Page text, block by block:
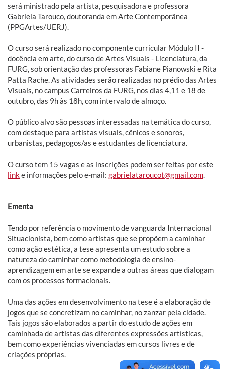
será ministrado pela artista, pesquisadora e professora
Gabriela Tarouco, doutoranda em Arte Contemporânea
(PPGArtes/UERJ).
O curso será realizado no componente curricular Módulo II -
docência em arte, do curso de Artes Visuais - Licenciatura, da
FURG, sob orientação das professoras Fabiane Pianowski e Rita
Patta Rache. As atividades serão realizadas no prédio das Artes
Visuais, no campus Carreiros da FURG, nos dias 4,11 e 18 de
outubro, das 9h às 18h, com intervalo de almoço.
O público alvo são pessoas interessadas na temática do curso,
com destaque para artistas visuais, cênicos e sonoros,
urbanistas, pedagogos/as e estudantes de licenciatura.
O curso tem 15 vagas e as inscrições podem ser feitas por este
linke informações pelo e-mail: gabrielataroucot@gmail.com
Ementa
Tendo por referência o movimento de vanguarda Internacional
Situacionista, bem como artistas que se propõem a caminhar
como ação estética, a tese apresenta um estudo sobre a
natureza do caminhar como metodologia de ensino-
aprendizagem em arte se expande a outras áreas que dialogam
com os processos formacionais.
Uma das ações em desenvolvimento na tese é a elaboração de
jogos que se concretizam no caminhar, no zanzar pela cidade.
Tais jogos são elaborados a partir do estudo de ações em
caminhada de artistas das diferentes expressões artísticas,
bem como experiências vivenciadas em cursos livres e de
criações próprias.